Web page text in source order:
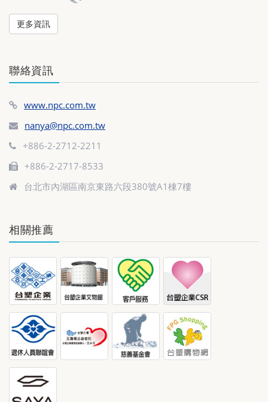
更多資訊
聯絡資訊
www.npc.com.tw
nanya@npc.com.tw
+886-2-2712-2211
+886-2-2717-8533
台北市內湖區南京東路六段380號A1棟7樓
相關推薦